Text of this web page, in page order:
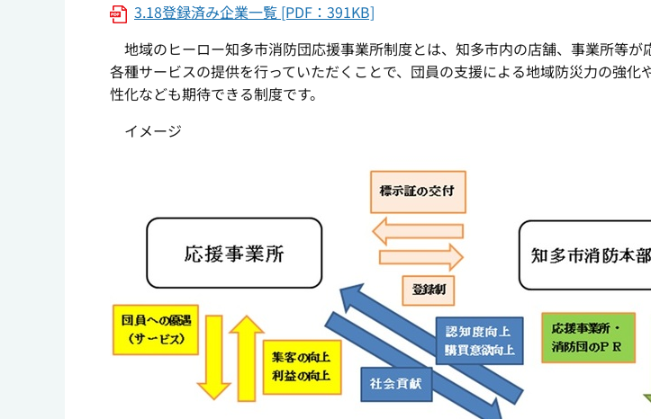
3.18登録済み企業一覧 [PDF：391KB]
地域のヒーロー知多市消防団応援事業所制度とは、知多市内の店舗、事業所等
各種サービスの提供を行っていただくことで、団員の支援による地域防災力の強
性化なども期待できる制度です。
イメージ